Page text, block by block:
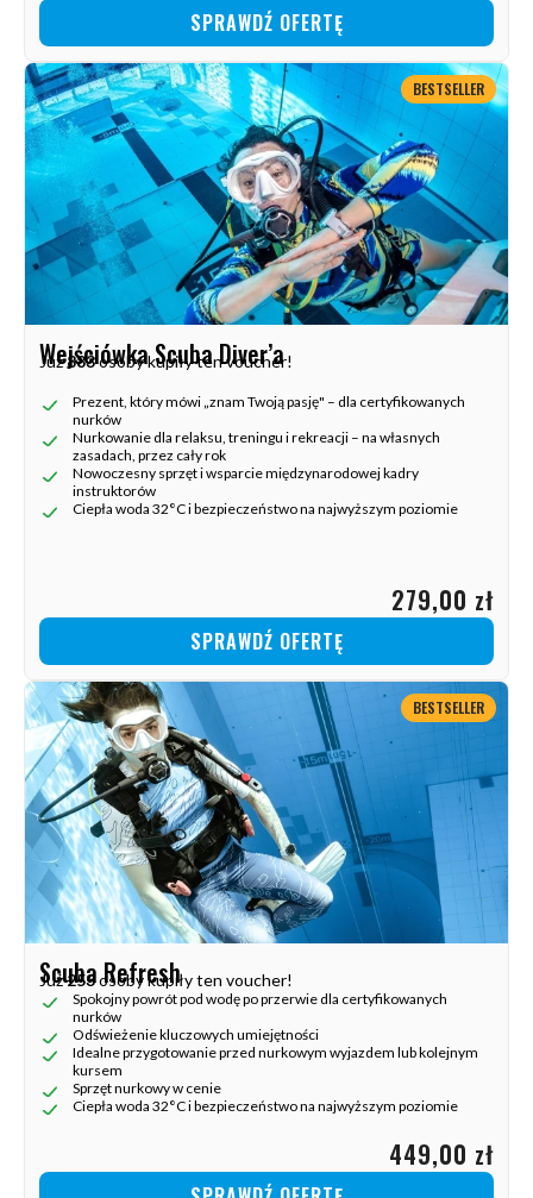
SPRAWDŹ OFERTĘ
BESTSELLER
Wejściówka Scuba Diver’a
Już883osoby kupiły ten voucher!
Prezent, który mówi „znam Twoją pasję" – dla certyfikowanych
nurków
Nurkowanie dla relaksu, treningu i rekreacji – na własnych
zasadach, przez cały rok
Nowoczesny sprzęt i wsparcie międzynarodowej kadry
instruktorów
Ciepła woda 32°C i bezpieczeństwo na najwyższym poziomie
279,00 zł
SPRAWDŹ OFERTĘ
BESTSELLER
Scuba Refresh
Już253osoby kupiły ten voucher!
Spokojny powrót pod wodę po przerwie dla certyfikowanych
nurków
Odświeżenie kluczowych umiejętności
Idealne przygotowanie przed nurkowym wyjazdem lub kolejnym
kursem
Sprzęt nurkowy w cenie
Ciepła woda 32°C i bezpieczeństwo na najwyższym poziomie
449,00 zł